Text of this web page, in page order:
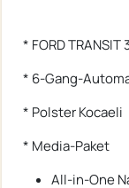
* FORD TRANSIT
* 6-Gang-
* Polster Kocaeli
* Media-Paket
All-in-One